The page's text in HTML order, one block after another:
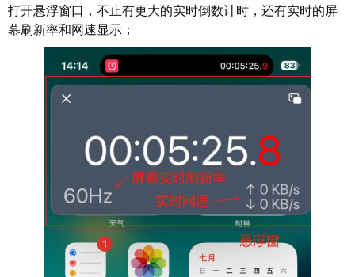
打开悬浮窗口，不止有更大的实时倒数计时，还有实时的屏
幕刷新率和网速显示；